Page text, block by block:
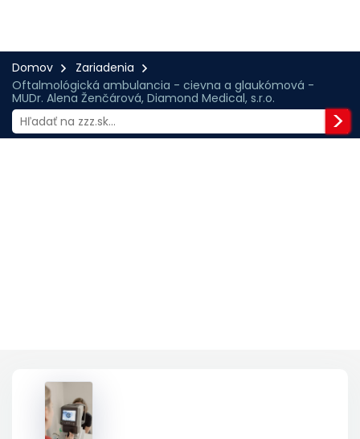
Domov
Zariadenia
Oftalmológická ambulancia - cievna a glaukómová -
MUDr. Alena Ženčárová, Diamond Medical, s.r.o.